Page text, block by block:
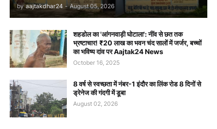
by aajtakdhar24 - August 05, 2026
शहडोल का 'आंगनवाड़ी घोटाला': नींव से छत तक
भ्रष्टाचार! ₹20 लाख का भवन चंद सालों में जर्जर, बच्चों
का भविष्य दांव पर Aajtak24 News
October 16, 2025
8 वर्ष से स्वच्छता में नंबर-1 इंदौर का लिंक रोड 8 दिनों से
ड्रेनेज की गंदगी में डूबा
August 02, 2026